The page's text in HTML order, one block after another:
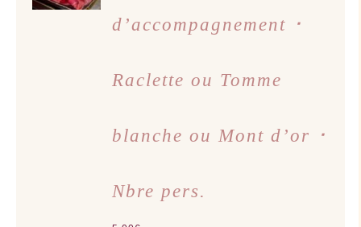
DÉTAILS
d’accompagnement ･
Raclette ou Tomme
blanche ou Mont d’or ･
Nbre pers.